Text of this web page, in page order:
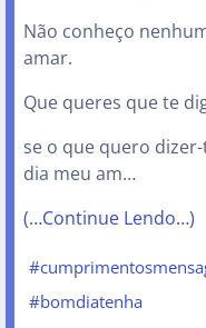
Não conheço
amar.
Que queres que te
se o que quero
dia meu am…
(…Continue Lendo…)
#bomdiatenha